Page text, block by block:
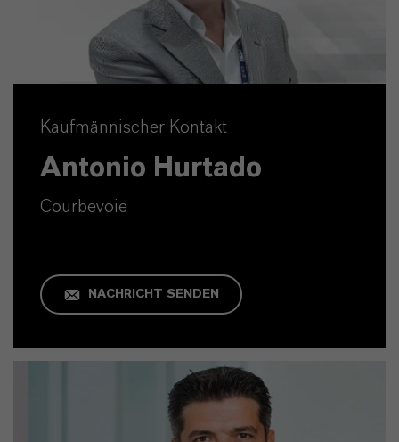
Kaufmännischer Kontakt
Antonio Hurtado
Courbevoie
NACHRICHT SENDEN